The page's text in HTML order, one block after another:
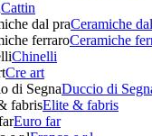
Cattin
Ceramiche
Ceramiche
Chinelli
Cre art
Duccio di
Elite & fabris
Euro far